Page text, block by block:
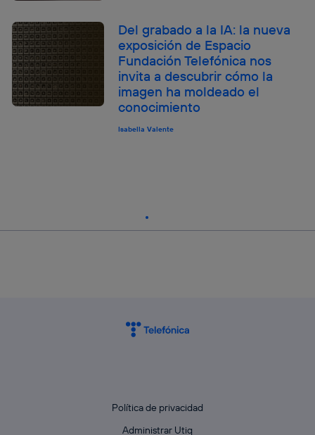
Del grabado a la IA: la nueva
exposición de Espacio
Fundación Telefónica nos
invita a descubrir cómo la
imagen ha moldeado el
conocimiento
Isabella Valente
Política de privacidad
Administrar Utiq